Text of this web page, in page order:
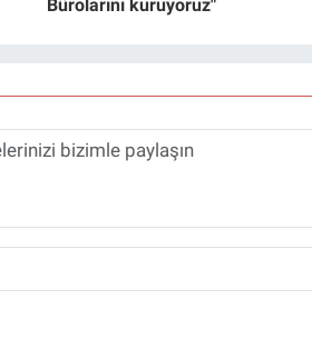
Bürolarını kuruyoruz"